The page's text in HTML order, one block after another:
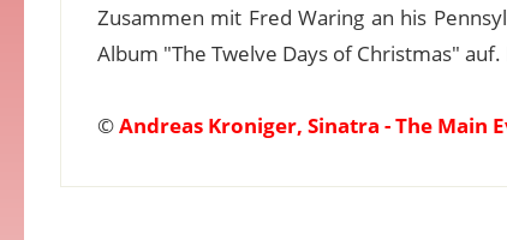
Zusammen mit Fred Waring an his
Album "The Twelve Days of Christmas"
©Andreas Kroniger, Sinatra - The Main